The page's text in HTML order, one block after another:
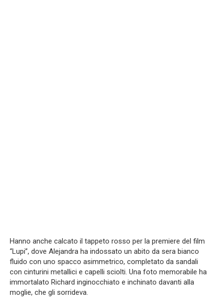
Hanno anche calcato il tappeto rosso per la premiere del film
“Lupi”, dove Alejandra ha indossato un abito da sera bianco
fluido con uno spacco asimmetrico, completato da sandali
con cinturini metallici e capelli sciolti. Una foto memorabile ha
immortalato Richard inginocchiato e inchinato davanti alla
moglie, che gli sorrideva.